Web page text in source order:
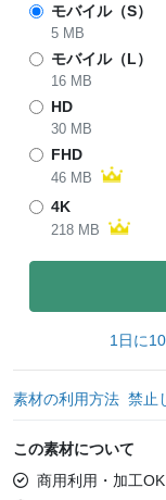
モバイル（S）
5 MB
モバイル（L）
16 MB
HD
30 MB
FHD
46 MB
4K
218 MB
1日に
素材の利用方法 禁止
この素材について
商用利用・加工OK